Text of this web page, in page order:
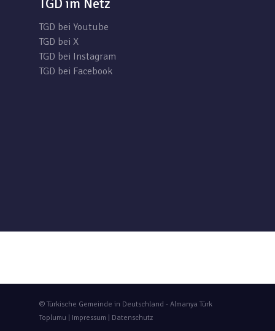
TGD im Netz
TGD bei Youtube
TGD bei X
TGD bei Instagram
TGD bei Facebook
© Türkische Gemeinde in Deutschland - Almanya Türk
Toplumu | Impressum Datenschutz